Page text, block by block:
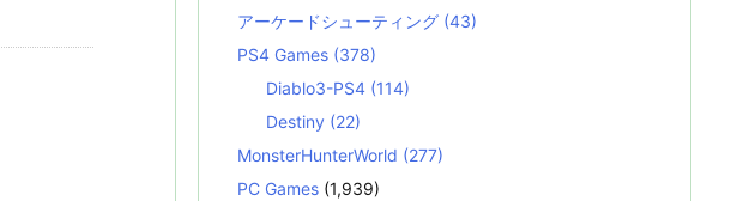
アーケードシューティング (43)
PS4 Games (378)
Diablo3-PS4 (114)
Destiny (22)
MonsterHunterWorld (277)
PC Games (1,939)